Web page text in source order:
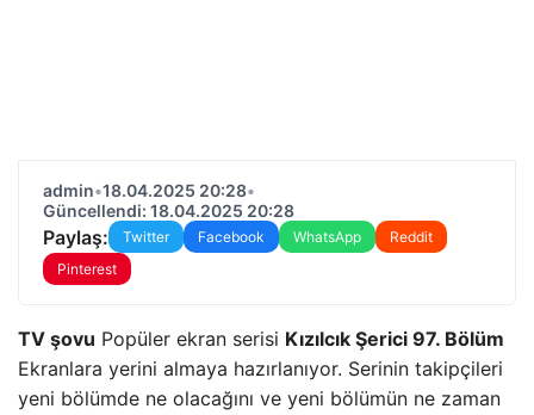
admin•18.04.2025 20:28•
Güncellendi: 18.04.2025 20:28
Paylaş: Twitter Facebook WhatsApp
Reddit
Pinterest
TV şovu Popüler ekran serisi Kızılcık Şerici 97. Bölüm
Ekranlara yerini almaya hazırlanıyor. Serinin takipçileri
yeni bölümde ne olacağını ve yeni bölümün ne zaman